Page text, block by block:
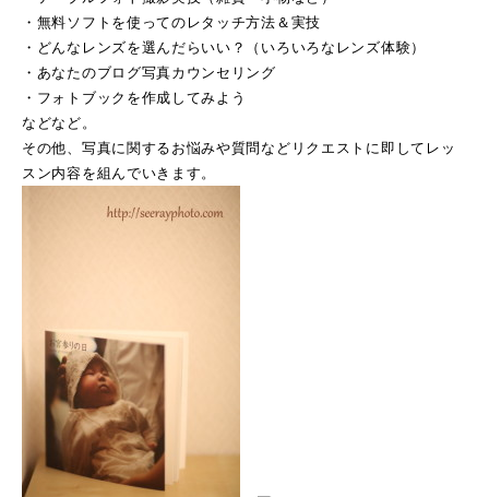
・無料ソフトを使ってのレタッチ方法＆実技
・どんなレンズを選んだらいい？（いろいろなレンズ体験）
・あなたのブログ写真カウンセリング
・フォトブックを作成してみよう
などなど。
その他、写真に関するお悩みや質問などリクエストに即してレッ
スン内容を組んでいきます。